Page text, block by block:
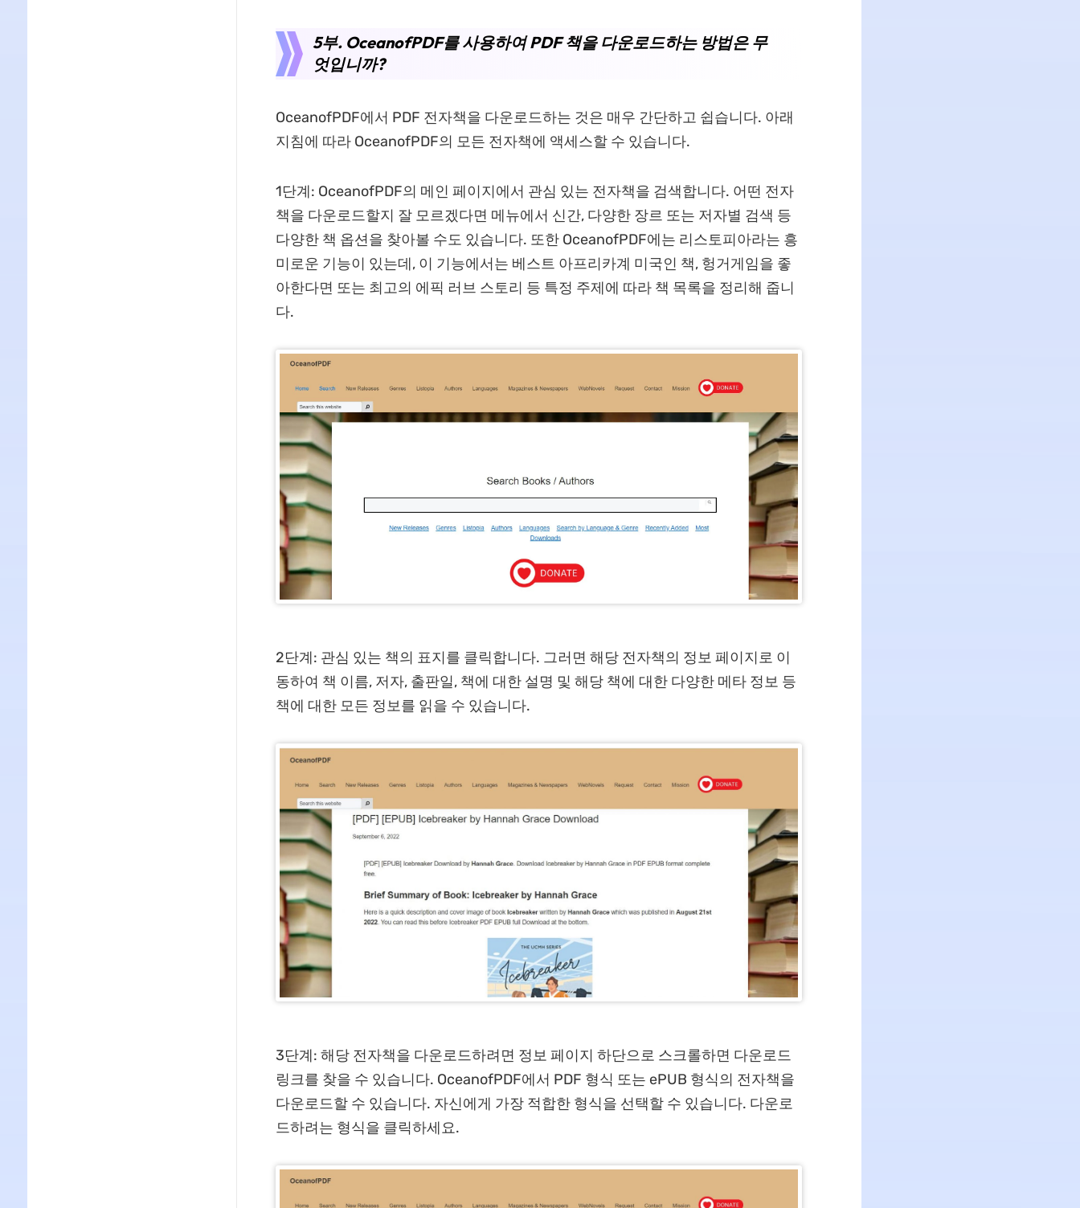
5부. OceanofPDF를 사용하여 PDF 책을 다운로드하는 방법은 무
엇입니까?
OceanofPDF에서 PDF 전자책을 다운로드하는 것은 매우 간단하고 쉽습니다. 아래
지침에 따라 OceanofPDF의 모든 전자책에 액세스할 수 있습니다.
1단계: OceanofPDF의 메인 페이지에서 관심 있는 전자책을 검색합니다. 어떤 전자
책을 다운로드할지 잘 모르겠다면 메뉴에서 신간, 다양한 장르 또는 저자별 검색 등
다양한 책 옵션을 찾아볼 수도 있습니다. 또한 OceanofPDF에는 리스토피아라는 흥
미로운 기능이 있는데, 이 기능에서는 베스트 아프리카계 미국인 책, 헝거게임을 좋
아한다면 또는 최고의 에픽 러브 스토리 등 특정 주제에 따라 책 목록을 정리해 줍니
다.
2단계: 관심 있는 책의 표지를 클릭합니다. 그러면 해당 전자책의 정보 페이지로 이
동하여 책 이름, 저자, 출판일, 책에 대한 설명 및 해당 책에 대한 다양한 메타 정보 등
책에 대한 모든 정보를 읽을 수 있습니다.
3단계: 해당 전자책을 다운로드하려면 정보 페이지 하단으로 스크롤하면 다운로드
링크를 찾을 수 있습니다. OceanofPDF에서 PDF 형식 또는 ePUB 형식의 전자책을
다운로드할 수 있습니다. 자신에게 가장 적합한 형식을 선택할 수 있습니다. 다운로
드하려는 형식을 클릭하세요.